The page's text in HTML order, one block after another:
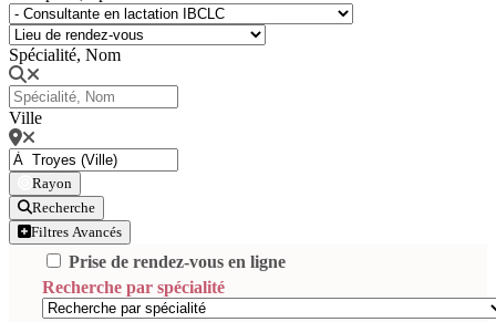
Spécialité, Nom
Ville
Rayon
Recherche
Filtres Avancés
Prise de rendez-vous en ligne
Recherche par spécialité